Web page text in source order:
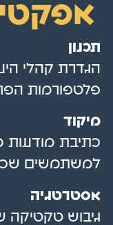
תכנון
הגדרת קהלי
פלטפורמות
מיקוד
כתיבת מודעות
למשתמשים
אסטרטגיה
גיבוש טקטיקה